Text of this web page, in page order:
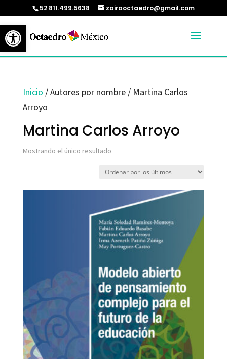
Abrir barra de herramientas
52 811.499.5638 zairaoctaedro@gmail.com
Inicio / Autores por nombre / Martina Carlos
Arroyo
Martina Carlos Arroyo
Mostrando el único resultado